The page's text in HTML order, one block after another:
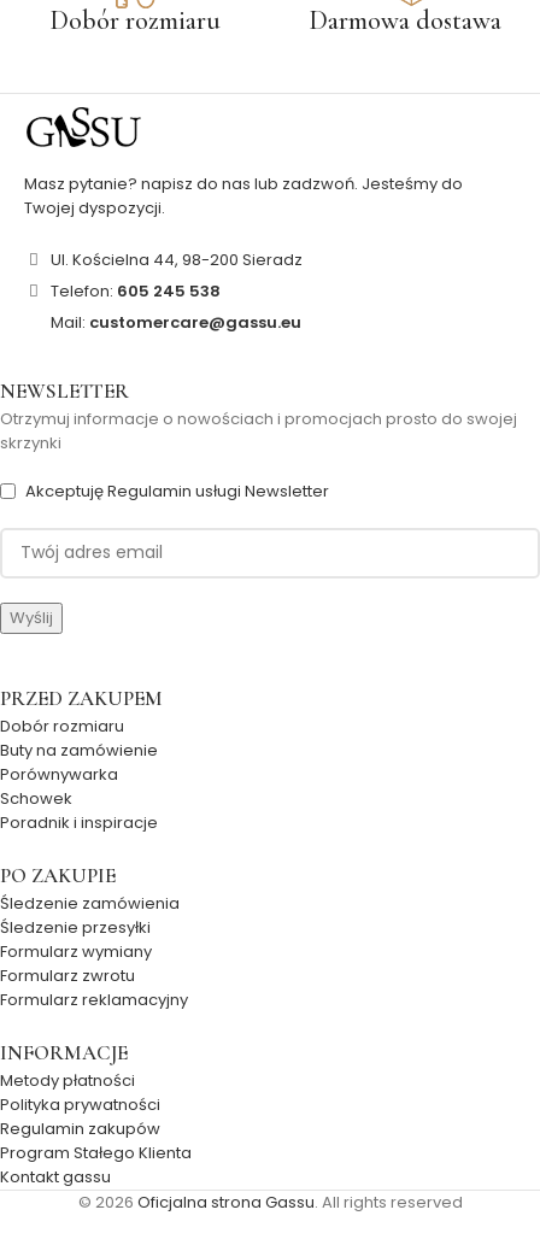
Dobór rozmiaru Darmowa dostawa
Masz pytanie? napisz do nas lub zadzwoń. Jesteśmy do
Twojej dyspozycji.
Ul. Kościelna 44, 98-200 Sieradz
Telefon: 605 245 538
Mail: customercare@gassu.eu
NEWSLETTER
Otrzymuj informacje o nowościach i promocjach prosto do swojej
skrzynki
Akceptuję Regulamin usługi Newsletter
PRZED ZAKUPEM
Dobór rozmiaru
Buty na zamówienie
Porównywarka
Schowek
Poradnik i inspiracje
PO ZAKUPIE
Śledzenie zamówienia
Śledzenie przesyłki
Formularz wymiany
Formularz zwrotu
Formularz reklamacyjny
INFORMACJE
Metody płatności
Polityka prywatności
Regulamin zakupów
Program Stałego Klienta
Kontakt gassu
© 2026 Oficjalna strona Gassu. All rights reserved